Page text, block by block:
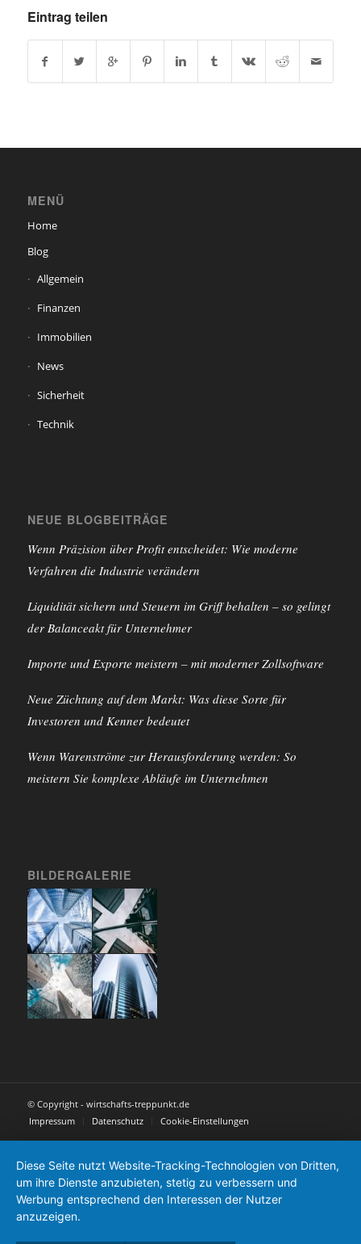
Eintrag teilen
MENÜ
Home
Blog
Allgemein
Finanzen
Immobilien
News
Sicherheit
Technik
NEUE BLOGBEITRÄGE
Wenn Präzision über Profit entscheidet: Wie moderne
Verfahren die Industrie verändern
Liquidität sichern und Steuern im Griff behalten – so gelingt
der Balanceakt für Unternehmer
Importe und Exporte meistern – mit moderner Zollsoftware
Neue Züchtung auf dem Markt: Was diese Sorte für
Investoren und Kenner bedeutet
Wenn Warenströme zur Herausforderung werden: So
meistern Sie komplexe Abläufe im Unternehmen
BILDERGALERIE
© Copyright - wirtschafts-treppunkt.de
Impressum
Datenschutz Cookie-Einstellungen
Diese Seite nutzt Website-Tracking-Technologien von Dritten,
um ihre Dienste anzubieten, stetig zu verbessern und
Werbung entsprechend den Interessen der Nutzer
anzuzeigen.